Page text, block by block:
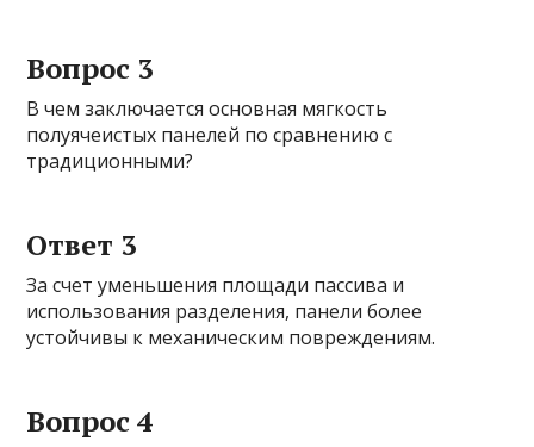
Вопрос 3
В чем заключается основная мягкость
полуячеистых панелей по сравнению с
традиционными?
Ответ 3
За счет уменьшения площади пассива и
использования разделения, панели более
устойчивы к механическим повреждениям.
Вопрос 4